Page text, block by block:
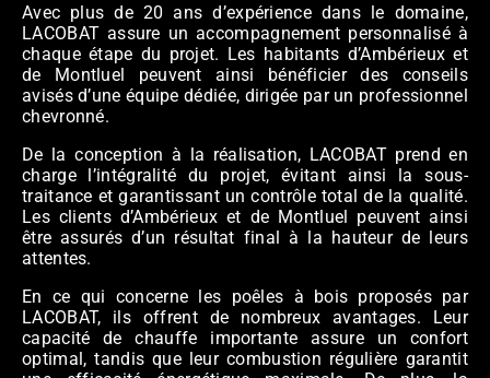
Avec plus de 20 ans d’expérience dans le domaine,
LACOBAT assure un accompagnement personnalisé à
chaque étape du projet. Les habitants d’Ambérieux et
de Montluel peuvent ainsi bénéficier des conseils
avisés d’une équipe dédiée, dirigée par un professionnel
chevronné.
De la conception à la réalisation, LACOBAT prend en
charge l’intégralité du projet, évitant ainsi la sous-
traitance et garantissant un contrôle total de la qualité.
Les clients d’Ambérieux et de Montluel peuvent ainsi
être assurés d’un résultat final à la hauteur de leurs
attentes.
En ce qui concerne les poêles à bois proposés par
LACOBAT, ils offrent de nombreux avantages. Leur
capacité de chauffe importante assure un confort
optimal, tandis que leur combustion régulière garantit